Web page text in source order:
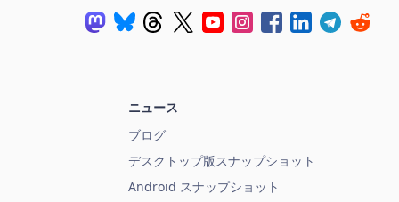
ニュース
ブログ
デスクトップ版スナップショット
Android スナップショット